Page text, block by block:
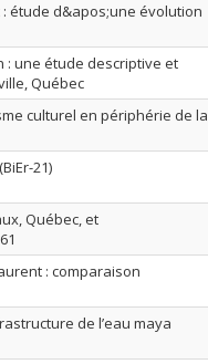
étude d&apos;une évolution
: une étude descriptive et
Québec
culturel en périphérie de la
21)
Québec, et
: comparaison
de l’eau maya